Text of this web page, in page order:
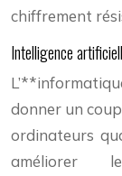
chiffrement
Intelligence
donner un
ordinateurs
améliorer